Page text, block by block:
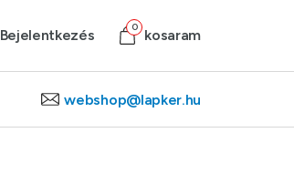
Bejelentkezés kosaram
0
webshop@lapker.hu